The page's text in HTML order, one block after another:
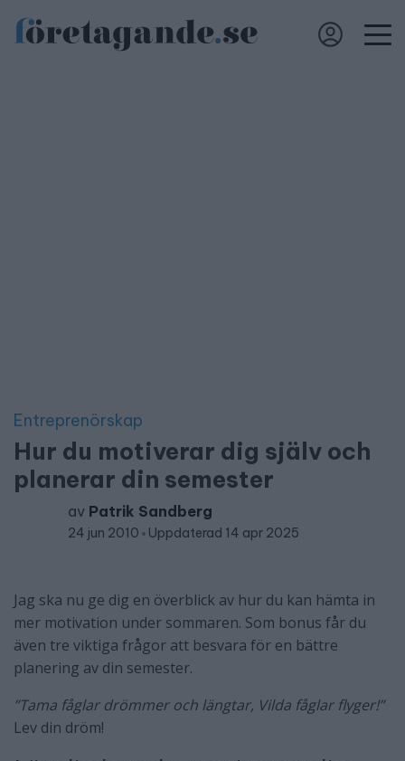
Entreprenörskap
Hur du motiverar dig själv och
planerar din semester
av Patrik Sandberg
24 jun 2010 Uppdaterad 14 apr 2025
Jag ska nu ge dig en överblick av hur du kan hämta in
mer motivation under sommaren. Som bonus får du
även tre viktiga frågor att besvara för en bättre
planering av din semester.
”Tama fåglar drömmer och längtar, Vilda fåglar flyger!”
Lev din dröm!